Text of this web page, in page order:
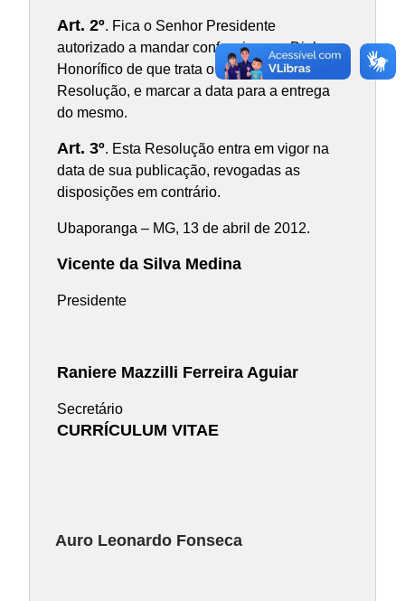
Art. 2º. Fica o Senhor Presidente
autorizado a mandar confeccionar o Diploma
Honorífico de que trata o artigo 1º desta
Resolução, e marcar a data para a entrega
do mesmo.
Art. 3º. Esta Resolução entra em vigor na
data de sua publicação, revogadas as
disposições em contrário.
Ubaporanga – MG, 13 de abril de 2012.
Vicente da Silva Medina
Presidente
Raniere Mazzilli Ferreira Aguiar
Secretário
CURRÍCULUM VITAE
Auro Leonardo Fonseca